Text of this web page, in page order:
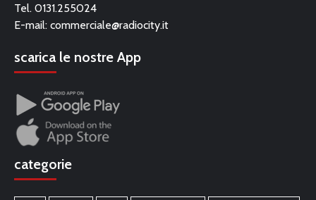
Tel. 0131.255024
E-mail: commerciale@radiocity.it
scarica le nostre App
categorie